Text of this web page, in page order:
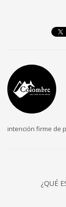
intención firme de
¿QUÉ